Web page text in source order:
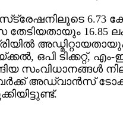
6.73
തേടിയതായും 16.85
അഡ്മിറ്റായതായും
ഒപി ടിക്കറ്റ്,
സംവിധാനങ്ങള്‍
അഡ്വാന്‍സ്